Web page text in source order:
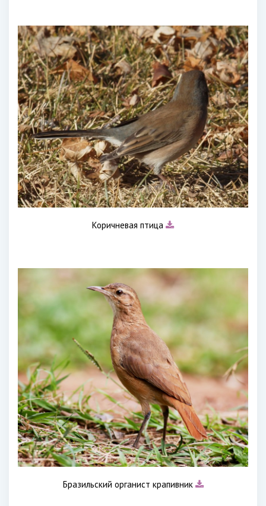
Коричневая птица
Бразильский органист крапивник